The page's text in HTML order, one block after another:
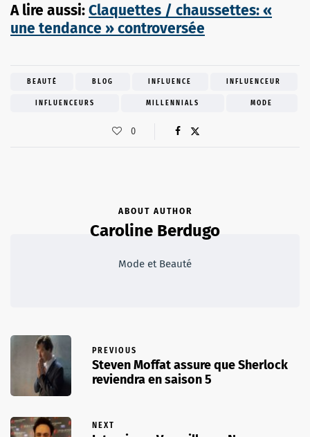
A lire aussi:Claquettes / chaussettes: «
une tendance » controversée
BEAUTÉ BLOG INFLUENCE INFLUENCEUR
INFLUENCEURS MILLENNIALS MODE
0
ABOUT AUTHOR
Caroline Berdugo
Mode et Beauté
PREVIOUS
Steven Moffat assure que Sherlock
reviendra en saison 5
NEXT